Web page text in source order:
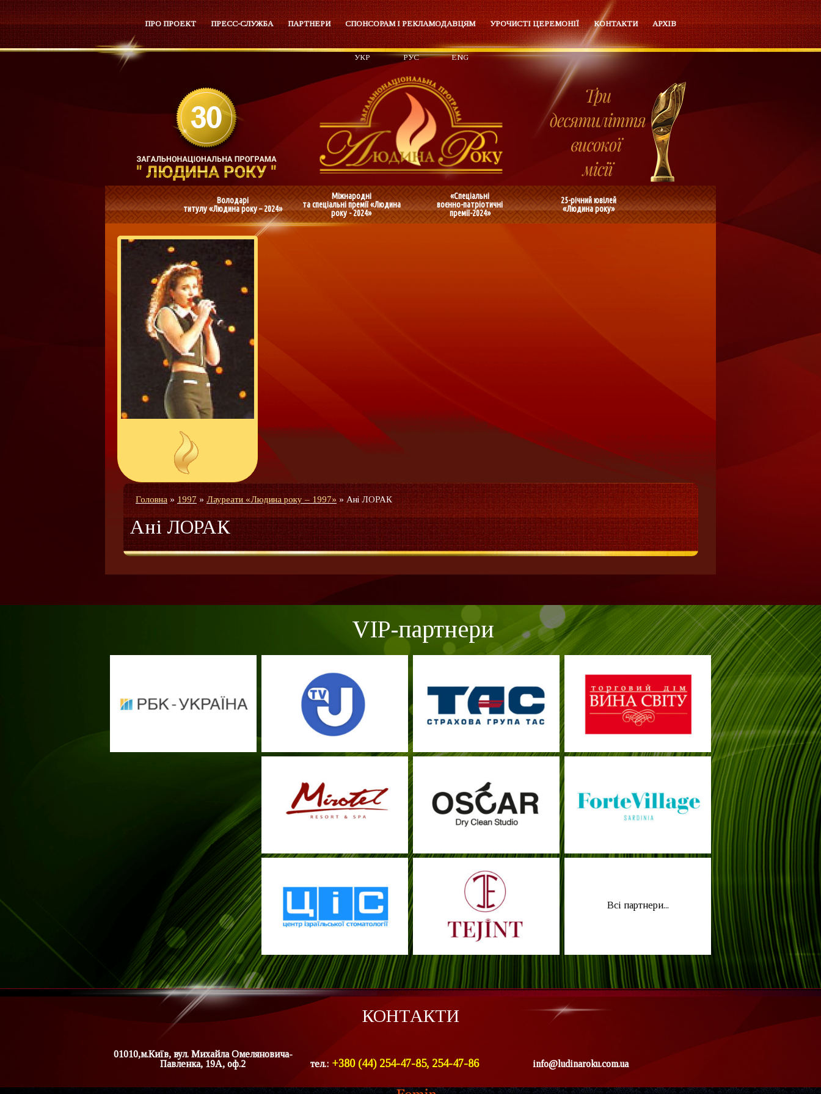
ПРО ПРОЕКТ ПРЕСС-СЛУЖБА ПАРТНЕРИ СПОНСОРАМ І РЕКЛАМОДАВЦЯМ УРОЧИСТІ ЦЕРЕМОНІЇ КОНТАКТИ АРХІВ
УКР РУС ENG
Володарі
титулу «Людина року – 2024»
Міжнародні
та спеціальні премії «Людина
року - 2024»
«Спеціальні
воєнно-патріотичні
премії-2024»
25-річний ювілей
«Людина року»
Головна» 1997 » Лауреати «Людина року – 1997» » Ані ЛОРАК
Ані ЛОРАК
VIP-партнери
Всі партнери...
КОНТАКТИ
01010,м.Київ, вул. Михайла Омеляновича-
Павленка, 19А, оф.2
тел.: +380 (44) 254-47-85, 254-47-86 info@ludinaroku.com.ua